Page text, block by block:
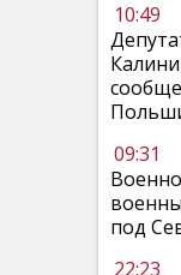
10:49
09:31
под
22:23